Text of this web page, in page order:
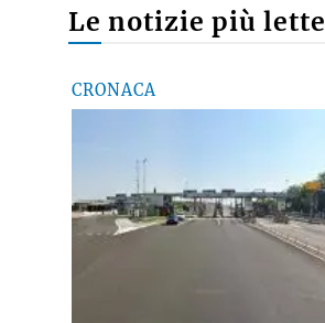
Le notizie più lette
CRONACA